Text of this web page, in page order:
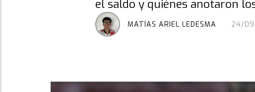
el saldo y quiénes anotaron
24/
MATÍAS ARIEL LEDESMA